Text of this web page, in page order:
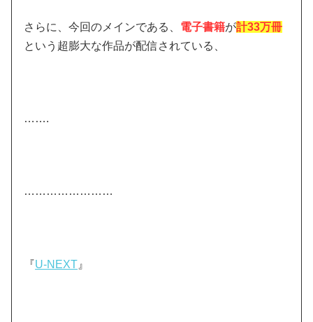
さらに、今回のメインである、 電子書籍が計33万冊
という超膨大な作品が配信されている、
…….
……………………
『U-NEXT 』